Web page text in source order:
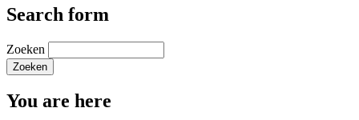
Search form
Zoeken
You are here